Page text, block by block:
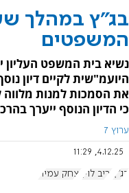
בג"ץ במהלך
המשפטים
נשיא בית המשפט
היועמ"שית לקיים דיון
את הסמכות למנות
כי הדיון הנוסף ייערך בהרכב מלא
ערוץ 7
4.12.25, 11:29
בג"ץ יריב לוין יצחק עמית